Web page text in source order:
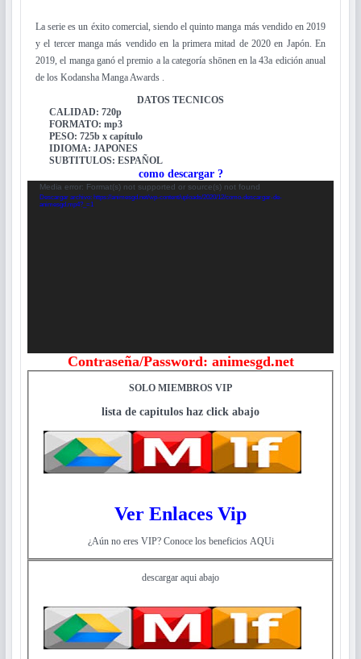
La serie es un éxito comercial, siendo el quinto manga más vendido en 2019
y el tercer manga más vendido en la primera mitad de 2020 en Japón. En
2019, el manga ganó el premio a la categoría shōnen en la 43a edición anual
de los Kodansha Manga Awards .
DATOS TECNICOS
CALIDAD: 720p
FORMATO: mp3
PESO: 725b x capítulo
IDIOMA: JAPONES
SUBTITULOS: ESPAÑOL
como descargar ?
Reproductor
vídeo
Media error: Format(s) not supported or source(s) not found
Descargar archivo: https://animesgd.net/wp-content/uploads/2020/12/como-descargar-de-
animesgd.mp4?_=1
Contraseña/Password: animesgd.net
SOLO MIEMBROS VIP
lista de capitulos haz click abajo
Ver Enlaces Vip
¿Aún no eres VIP? Conoce los beneficios AQUi
descargar aqui abajo